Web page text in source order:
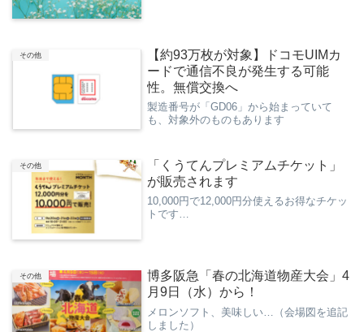
その他
【約93万枚が対象】ドコモUIMカ
ードで通信不良が発生する可能
性。無償交換へ
製造番号が「GD06」から始まっていて
も、対象外のものもあります
その他
「くうてんプレミアムチケット」
が販売されます
10,000円で12,000円分使えるお得なチケッ
トです…
その他
博多阪急「春の北海道物産大会」4
月9日（水）から！
メロンソフト、美味しい…（会場図を追記
しました）